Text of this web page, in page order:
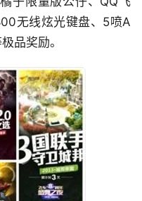
无线炫光键盘、5喷A
品奖励。